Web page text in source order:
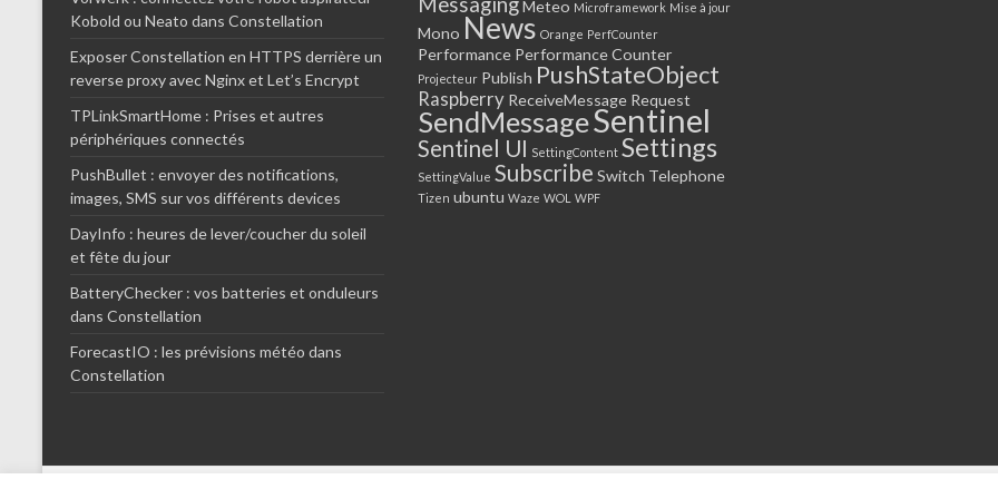
Kobold ou Neato dans Constellation
Exposer Constellation en HTTPS derrière un
reverse proxy avec Nginx et Let’s Encrypt
TPLinkSmartHome : Prises et autres
périphériques connectés
PushBullet : envoyer des notifications,
images, SMS sur vos différents devices
DayInfo : heures de lever/coucher du soleil
et fête du jour
BatteryChecker : vos batteries et onduleurs
dans Constellation
ForecastIO : les prévisions météo dans
Constellation
Meteo Microframework Mise à jour
Mono News Orange PerfCounter
Performance Performance Counter
Projecteur Publish PushStateObject
Raspberry ReceiveMessage Request
SendMessageSentinel
Sentinel UI SettingContent Settings
SettingValue Subscribe Switch Telephone
Tizen ubuntu Waze WOL WPF